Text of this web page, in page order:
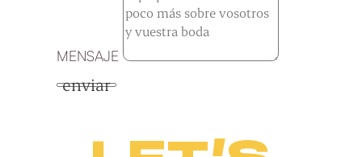
MENSAJE
enviar